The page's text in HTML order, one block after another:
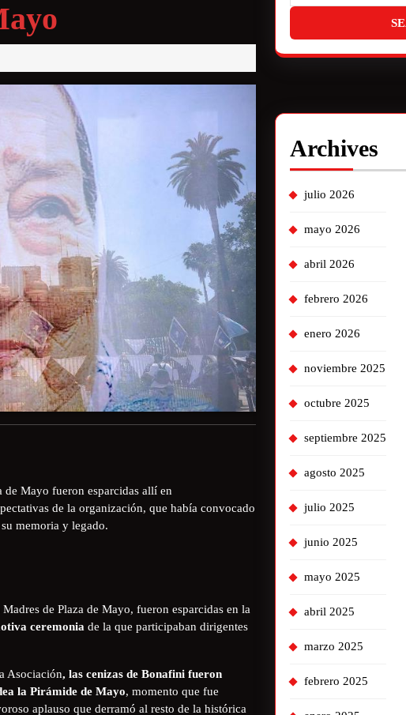
de Mayo fueron esparcidas allí en
de la organización, que había convocado
memoria y legado.
de Plaza de Mayo, fueron esparcidas en la
ceremonia de la que participaban dirigentes
Asociación, las cenizas de Bonafini fueron
la Pirámide de Mayo, momento que fue
aplauso que derramó al resto de la histórica
Archives
julio 2026
mayo 2026
abril 2026
febrero 2026
enero 2026
noviembre 2025
octubre 2025
septiembre 2025
agosto 2025
julio 2025
junio 2025
mayo 2025
abril 2025
marzo 2025
febrero 2025